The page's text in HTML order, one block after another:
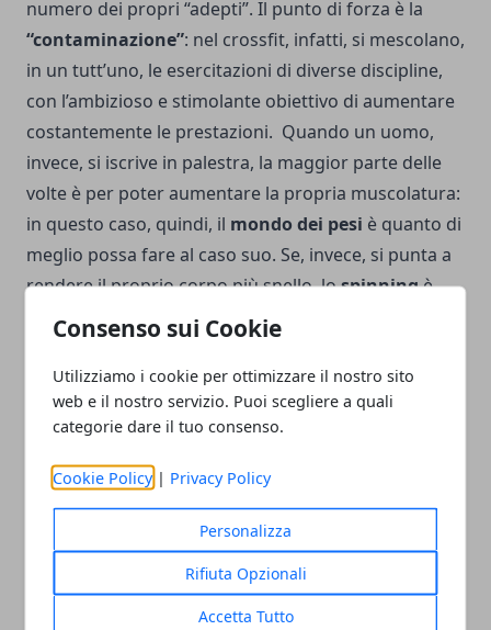
Consenso sui Cookie
Utilizziamo i cookie per ottimizzare il nostro sito
web e il nostro servizio. Puoi scegliere a quali
categorie dare il tuo consenso.
Cookie Policy | Privacy Policy
Personalizza
Rifiuta Opzionali
Accetta Tutto
numero dei propri “adepti”. Il punto di forza è la
“contaminazione”: nel crossfit, infatti, si mescolano,
in un tutt’uno, le esercitazioni di diverse discipline,
con l’ambizioso e stimolante obiettivo di aumentare
costantemente le prestazioni. Quando un uomo,
invece, si iscrive in palestra, la maggior parte delle
volte è per poter aumentare la propria muscolatura:
in questo caso, quindi, il mondo dei pesi è quanto di
meglio possa fare al caso suo. Se, invece, si punta a
rendere il proprio corpo più snello, lospinningè,
senza alcun dubbio, la disciplina più adatta, in
la massa muscolare.
Whatsapp